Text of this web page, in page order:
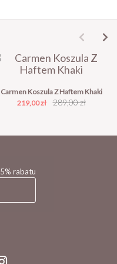
Carmen Koszula Z Haftem Khaki
Cena
219,00 zł
Cena
289,00 zł
5% rabatu